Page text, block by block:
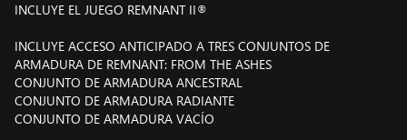
INCLUYE EL JUEGO REMNANT II®
INCLUYE ACCESO ANTICIPADO A TRES CONJUNTOS DE
ARMADURA DE REMNANT: FROM THE ASHES
CONJUNTO DE ARMADURA ANCESTRAL
CONJUNTO DE ARMADURA RADIANTE
CONJUNTO DE ARMADURA VACÍO